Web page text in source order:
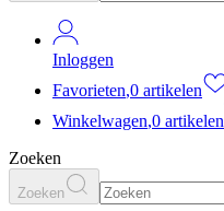
Inloggen
Favorieten,0 artikelen
Winkelwagen,0 artikelen
Zoeken
Zoeken